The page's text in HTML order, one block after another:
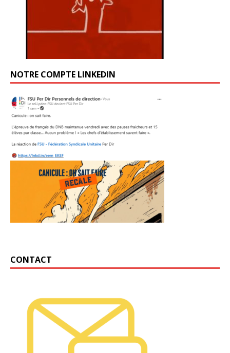
NOTRE COMPTE LINKEDIN
CONTACT